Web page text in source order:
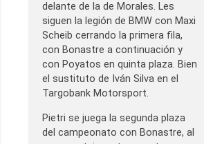
delante de la de Morales. Les
siguen la legión de BMW con Maxi
Scheib cerrando la primera fila,
con Bonastre a continuación y
con Poyatos en quinta plaza. Bien
el sustituto de Iván Silva en el
Targobank Motorsport.
Pietri se juega la segunda plaza
del campeonato con Bonastre, al